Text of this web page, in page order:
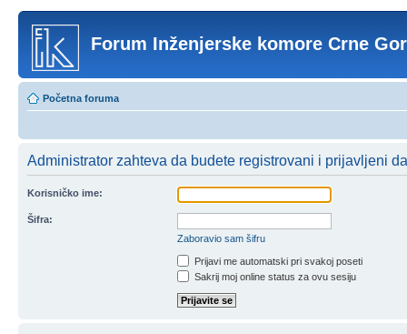
Forum Inženjerske komore Crne
Početna foruma
Administrator zahteva da budete registrovani i prijavljeni
Korisničko ime:
Šifra:
Zaboravio sam šifru
Prijavi me automatski pri svakoj poseti
Sakrij moj online status za ovu sesiju